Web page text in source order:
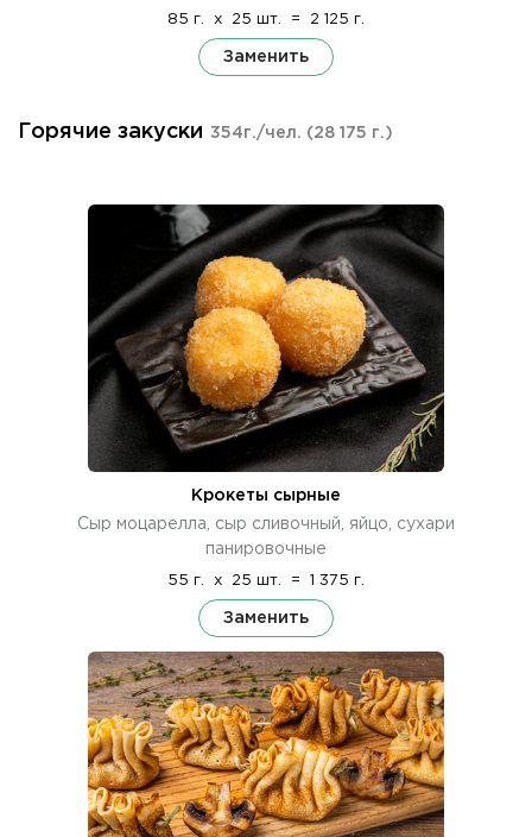
85 г. x 25 шт. = 2 125 г.
Заменить
Горячие закуски 354г./чел. (28 175 г.)
Крокеты сырные
Сыр моцарелла, сыр сливочный, яйцо, сухари
панировочные
55 г. x 25 шт. = 1 375 г.
Заменить